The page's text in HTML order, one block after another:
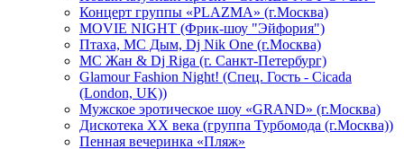
Концерт группы «PLAZMA» (г.Москва)
MOVIE NIGHT (Фрик-шоу "Эйфория")
Птаха, МС Дым, Dj Nik One (г.Москва)
МС Жан & Dj Riga (г. Санкт-Петербург)
Glamour Fashion Night! (Спец. Гость - Cicada
(London, UK))
Мужское эротическое шоу «GRAND» (г.Москва)
Дискотека XX века (группа Турбомода (г.Москва))
Пенная вечеринка «Пляж»